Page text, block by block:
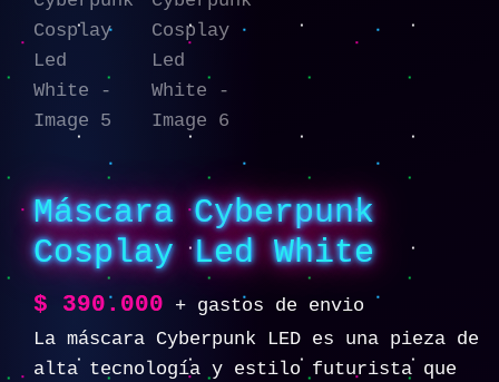
Máscara Cyberpunk
Cosplay Led White
$ 390.000
+ gastos de envio
La máscara Cyberpunk LED es una pieza de
alta tecnología y estilo futurista que